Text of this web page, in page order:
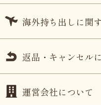
海外持ち出しに関
返品・キャンセル
運営会社について